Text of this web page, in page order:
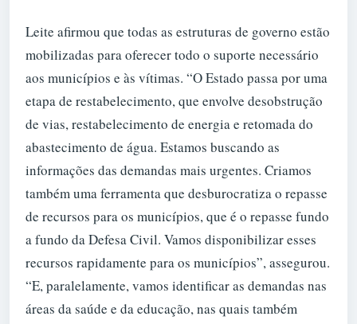
Leite afirmou que todas as estruturas de governo estão
mobilizadas para oferecer todo o suporte necessário
aos municípios e às vítimas. “O Estado passa por uma
etapa de restabelecimento, que envolve desobstrução
de vias, restabelecimento de energia e retomada do
abastecimento de água. Estamos buscando as
informações das demandas mais urgentes. Criamos
também uma ferramenta que desburocratiza o repasse
de recursos para os municípios, que é o repasse fundo
a fundo da Defesa Civil. Vamos disponibilizar esses
recursos rapidamente para os municípios”, assegurou.
“E, paralelamente, vamos identificar as demandas nas
áreas da saúde e da educação, nas quais também